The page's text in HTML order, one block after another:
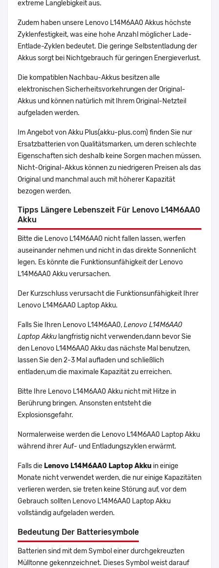
extreme Langlebigkeit aus.
Zudem haben unsere Lenovo L14M6AA0 Akkus höchste
Zyklenfestigkeit, was eine hohe Anzahl möglicher Lade-
Entlade-Zyklen bedeutet. Die geringe Selbstentladung der
Akkus sorgt bei Nichtgebrauch für geringen Energieverlust.
Die kompatiblen Nachbau-Akkus besitzen alle
elektronischen Sicherheitsvorkehrungen der Original-
Akkus und können natürlich mit Ihrem Original-Netzteil
aufgeladen werden.
Im Angebot von Akku Plus(akku-plus.com) finden Sie nur
Ersatzbatterien von Qualitätsmarken, um deren schlechte
Eigenschaften sich deshalb keine Sorgen machen müssen.
Nicht-Original-Akkus können zu niedrigeren Preisen als das
Original und manchmal auch mit höherer Kapazität
bezogen werden.
Tipps Längere Lebenszeit Für Lenovo L14M6AA0
Akku
Bitte die Lenovo L14M6AA0 nicht fallen lassen, werfen
auseinander nehmen und nicht in das direkte Sonnenlicht
legen. Es könnte die Funktionsunfähigkeit der Lenovo
L14M6AA0 Akku verursachen.
Der Kurzschluss verursacht die Funktionsunfähigkeit Ihrer
Lenovo L14M6AA0 Laptop Akku.
Falls Sie Ihren Lenovo L14M6AA0,Lenovo L14M6AA0
Laptop Akku langfristig nicht verwenden,dann bevor Sie
den Lenovo L14M6AA0 Akku das nächste Mal benutzen,
lassen Sie den 2-3 Mal aufladen und schließlich
entladen,um die maximale Kapazität zu erreichen.
Bitte Ihre Lenovo L14M6AA0 Akku nicht mit Hitze in
Berührung bringen. Ansonsten entsteht die
Explosionsgefahr.
Normalerweise werden die Lenovo L14M6AA0 Laptop Akku
während ihrer Auf- und Entladungszyklen erwärmt.
Falls die Lenovo L14M6AA0 Laptop Akku in einige
Monate nicht verwendet werden, die nur einige Kapazitäten
verlieren werden, sie treten keine Störung auf, vor dem
Gebrauch sollten Lenovo L14M6AA0 Laptop Akku
vollständig aufgeladen werden.
Bedeutung Der Batteriesymbole
Batterien sind mit dem Symbol einer durchgekreuzten
Mülltonne gekennzeichnet. Dieses Symbol weist darauf